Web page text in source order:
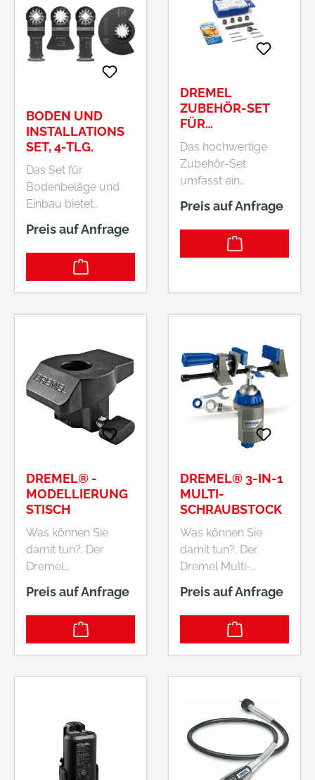
BODEN UND
INSTALLATIONS
SET, 4-TLG.
Das Set für
Bodenbeläge und
Einbau bietet
Bodenverlegern alle
oszillierenden
Multitool-
Sägeblätter, die sie
Vorbereitung der
Oberflächen für
einen neuen Boden
benötigen.
Preis auf Anfrage
DREMEL
ZUBEHÖR-SET
FÜR
HOLZARBEITEN,
20-TEILIG
Das hochwertige
Zubehör-Set
umfasst ein
Sortiment aus
unentbehrlichen
Zubehören für
kreiere dekorative
deinen
Holzprojekten mit
einem Gravurdesign
den persönlichen
Schliff. Mit diesem
Set erhältst du alles
zum Gravieren,
Bohren in weichem
oder hartem Holz.
Preis auf Anfrage
DREMEL® -
MODELLIERUNG
STISCH
Was können Sie
damit tun?. Der
Dremel
Modellierungstisch
sorgt für mehr
Präzision bei deiner
Arbeit, indem du
zum Schmirgeln,
Schärfen oder
Schleifen
positionierst. Perfekt
Preis auf Anfrage
DREMEL® 3-IN-1
MULTI-
SCHRAUBSTOCK
Was können Sie
damit tun?. Der
Dremel Multi-
Schraubstock ist das
ultimative 3-in-1-
Vorsatzgerät für dein
befestigst du dein
Werkstück sicher in
jedem Winkel durch
den leicht
einstellbaren 360°-
Preis auf Anfrage